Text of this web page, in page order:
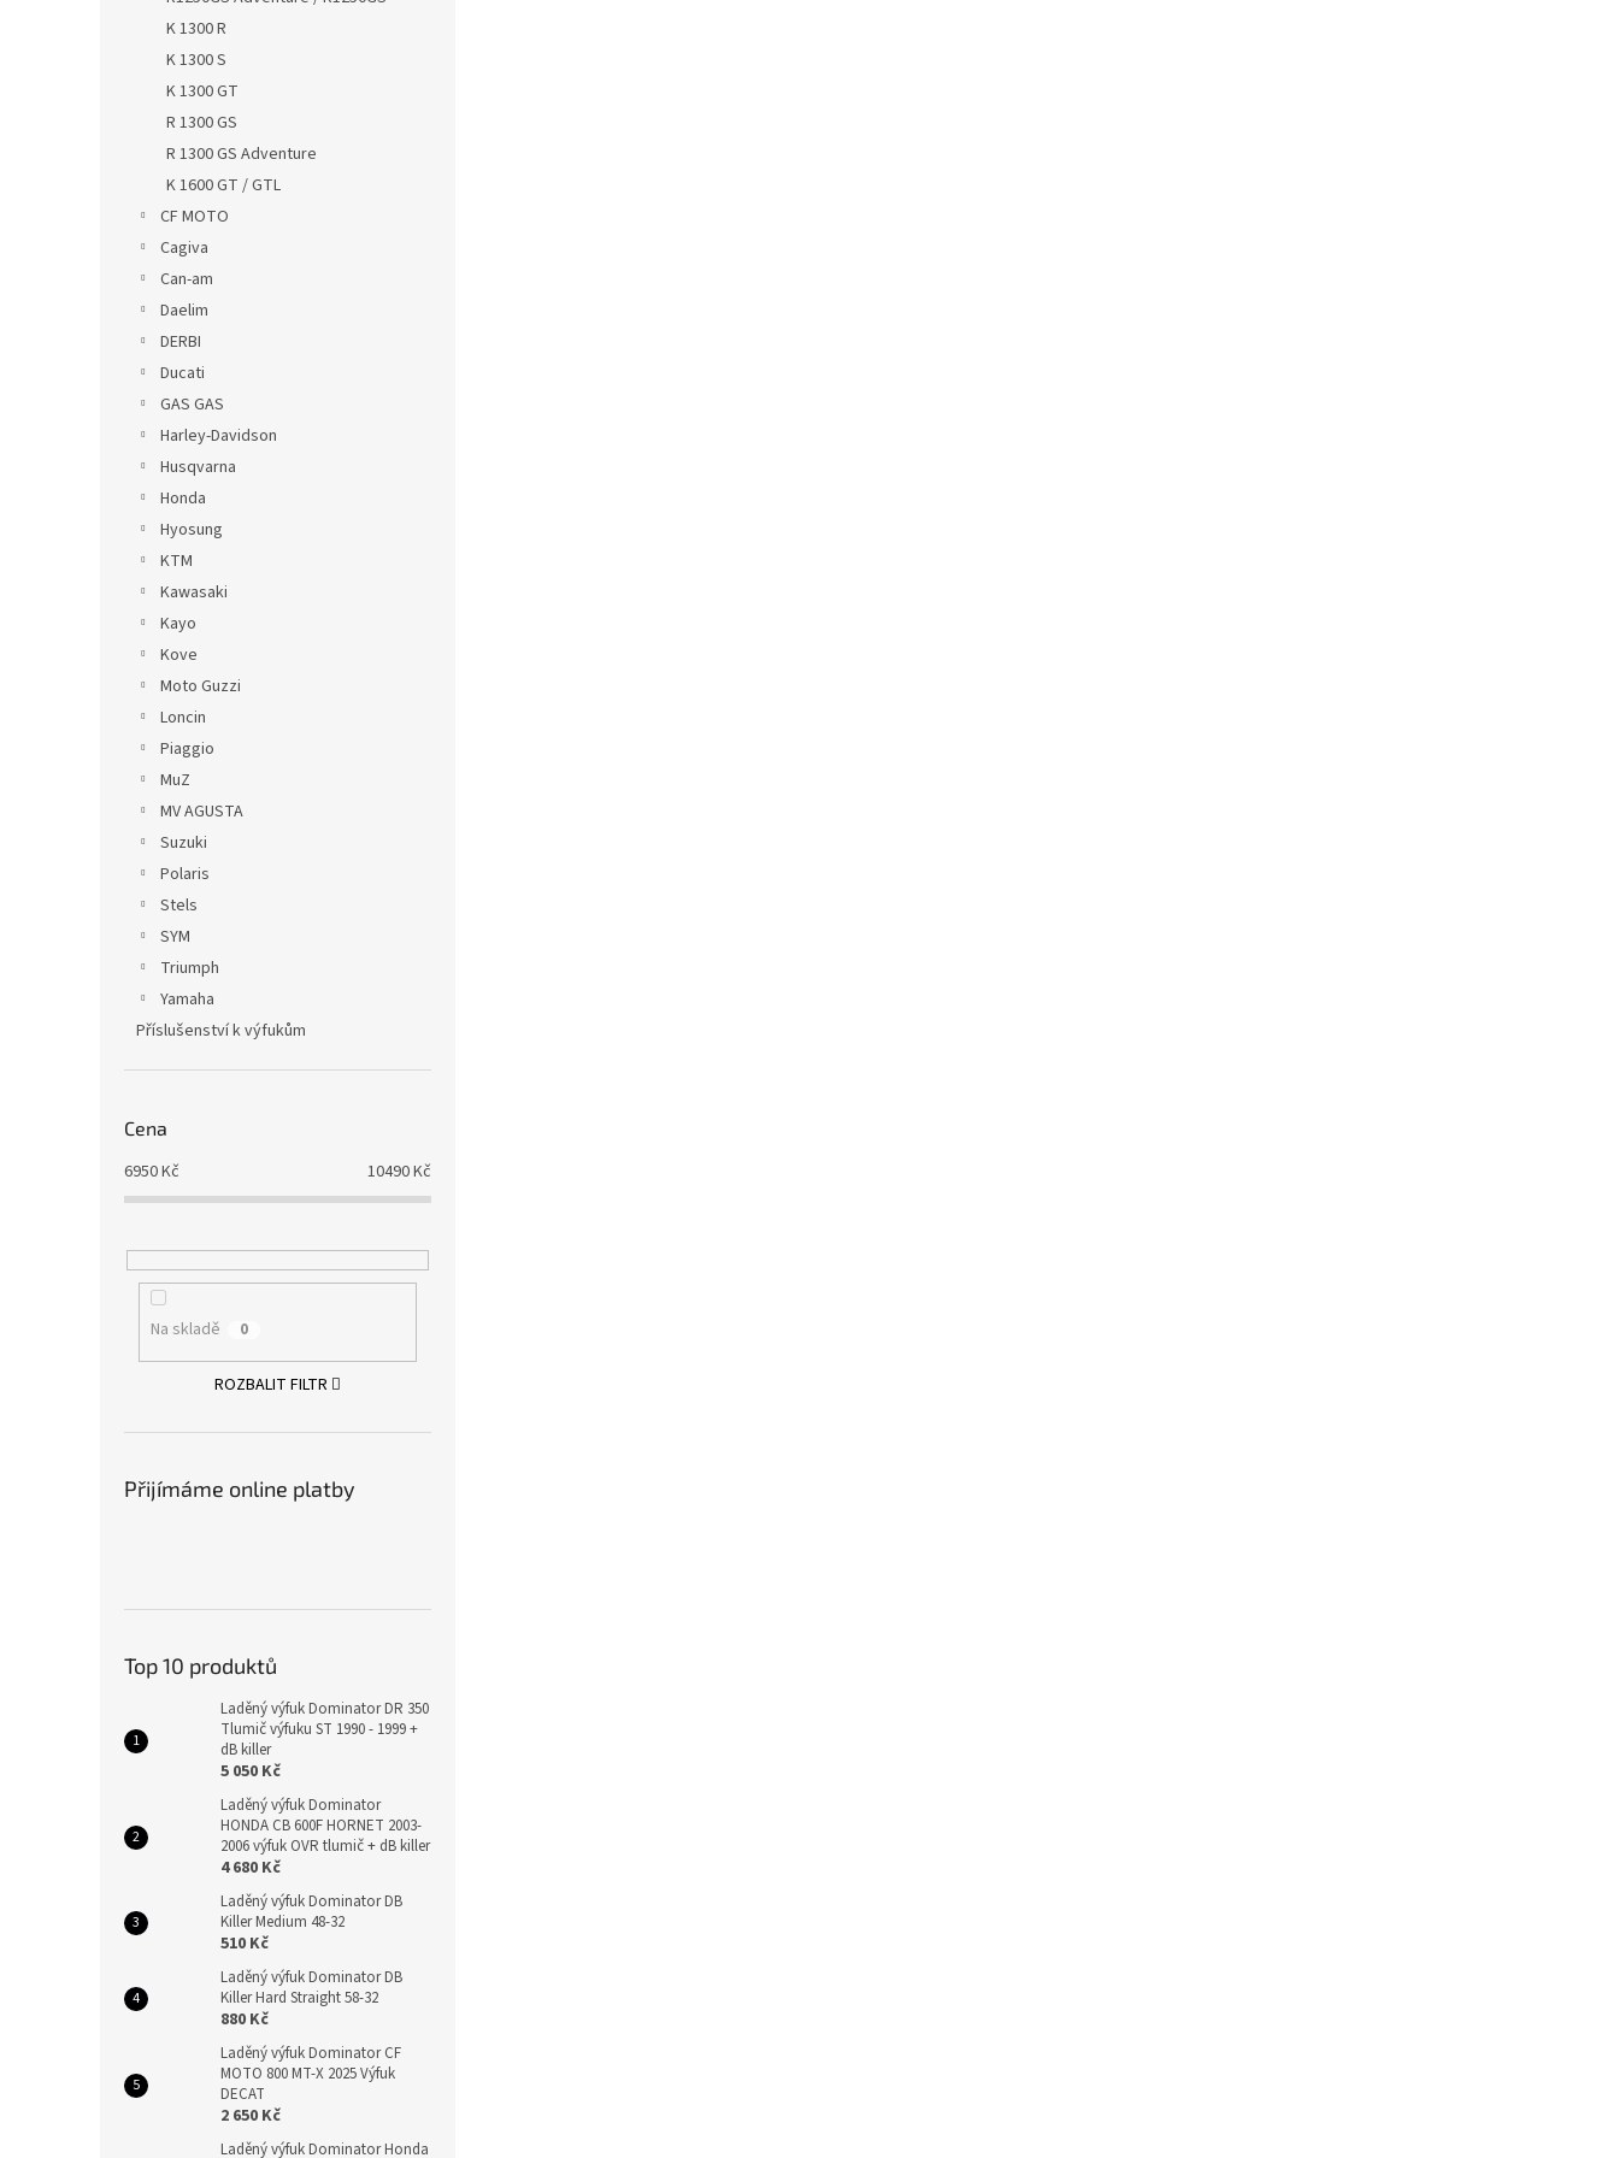
K 1300 R
K 1300 S
K 1300 GT
R 1300 GS
R 1300 GS Adventure
K 1600 GT / GTL
CF MOTO
Cagiva
Can-am
Daelim
DERBI
Ducati
GAS GAS
Harley-Davidson
Husqvarna
Honda
Hyosung
KTM
Kawasaki
Kayo
Kove
Moto Guzzi
Loncin
Piaggio
MuZ
MV AGUSTA
Suzuki
Polaris
Stels
SYM
Triumph
Yamaha
Příslušenství k výfukům
Cena
6950Kč 10490Kč
Na skladě 0
ROZBALIT FILTR
Přijímáme online platby
Top 10 produktů
Laděný výfuk Dominator DR 350
Tlumič výfuku ST 1990 - 1999 +
dB killer
5 050 Kč
Laděný výfuk Dominator
HONDA CB 600F HORNET 2003-
2006 výfuk OVR tlumič + dB killer
4 680 Kč
Laděný výfuk Dominator DB
Killer Medium 48-32
510 Kč
Laděný výfuk Dominator DB
Killer Hard Straight 58-32
880 Kč
Laděný výfuk Dominator CF
MOTO 800 MT-X 2025 Výfuk
DECAT
2 650 Kč
Laděný výfuk Dominator Honda